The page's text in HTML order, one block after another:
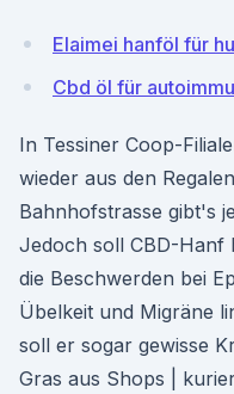
Elaimei hanföl für
Cbd öl für
In Tessiner Coop-
wieder aus den
Bahnhofstrasse gibt's
Jedoch soll CBD-Hanf
die Beschwerden bei
Übelkeit und Migräne
soll er sogar gewisse
Gras aus Shops |